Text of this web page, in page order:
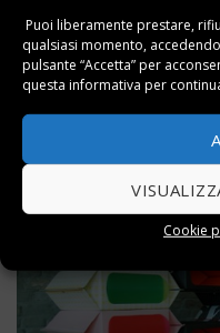
Puoi liberamente prestare,
qualsiasi momento,
pulsante “Accetta” per
questa informativa per
Cookie
Libreria fai da te: 5 idee
Una libreria fai da te può
qualsiasi [...]